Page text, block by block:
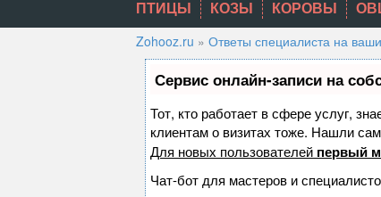
ПТИЦЫ КОЗЫ КОРОВЫ
Zohooz.ru » Ответы специалиста на
Сервис онлайн-записи на
Тот, кто работает в сфере услуг,
клиентам о визитах тоже. Нашли
Для новых пользователей первый
Чат-бот для мастеров и